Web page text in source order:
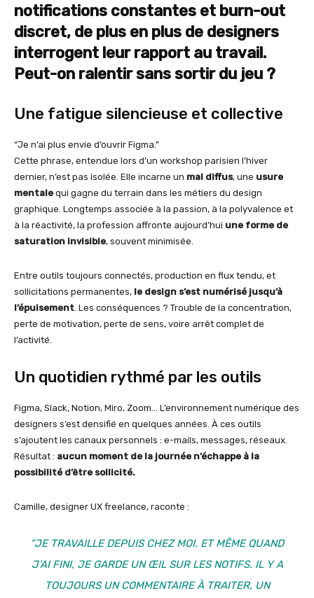
notifications constantes et burn-out
discret, de plus en plus de designers
interrogent leur rapport au travail.
Peut-on ralentir sans sortir du jeu ?
Une fatigue silencieuse et collective
“Je n’ai plus envie d’ouvrir Figma.”
Cette phrase, entendue lors d’un workshop parisien l’hiver
dernier, n’est pas isolée. Elle incarne un mal diffus, une usure
mentale qui gagne du terrain dans les métiers du design
graphique. Longtemps associée à la passion, à la polyvalence et
à la réactivité, la profession affronte aujourd’hui une forme de
saturation invisible, souvent minimisée.
Entre outils toujours connectés, production en flux tendu, et
sollicitations permanentes, le design s’est numérisé jusqu’à
l’épuisement . Les conséquences ? Trouble de la concentration,
perte de motivation, perte de sens, voire arrêt complet de
l’activité.
Un quotidien rythmé par les outils
Figma, Slack, Notion, Miro, Zoom… L’environnement numérique des
designers s’est densifié en quelques années. À ces outils
s’ajoutent les canaux personnels : e-mails, messages, réseaux.
Résultat : aucun moment de la journée n’échappe à la
possibilité d’être sollicité.
Camille, designer UX freelance, raconte :
“JE TRAVAILLE DEPUIS CHEZ MOI. ET MÊME QUAND
J’AI FINI, JE GARDE UN ŒIL SUR LES NOTIFS. IL Y A
TOUJOURS UN COMMENTAIRE À TRAITER, UN